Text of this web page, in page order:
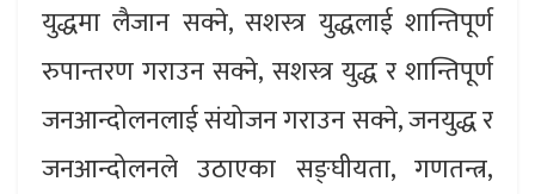
युद्धमा लैजान सक्ने, सशस्त्र युद्धलाई शान्तिपूर्ण
रुपान्तरण गराउन सक्ने, सशस्त्र युद्ध र शान्तिपूर्ण
जनआन्दोलनलाई संयोजन गराउन सक्ने, जनयुद्ध र
जनआन्दोलनले उठाएका सङ्घीयता, गणतन्त्र,